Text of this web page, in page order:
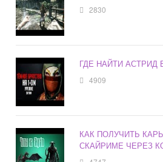
2830
ГДЕ НАЙТИ АСТРИД
4909
КАК ПОЛУЧИТЬ
СКАЙРИМЕ ЧЕРЕЗ